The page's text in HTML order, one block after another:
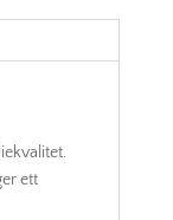
ett